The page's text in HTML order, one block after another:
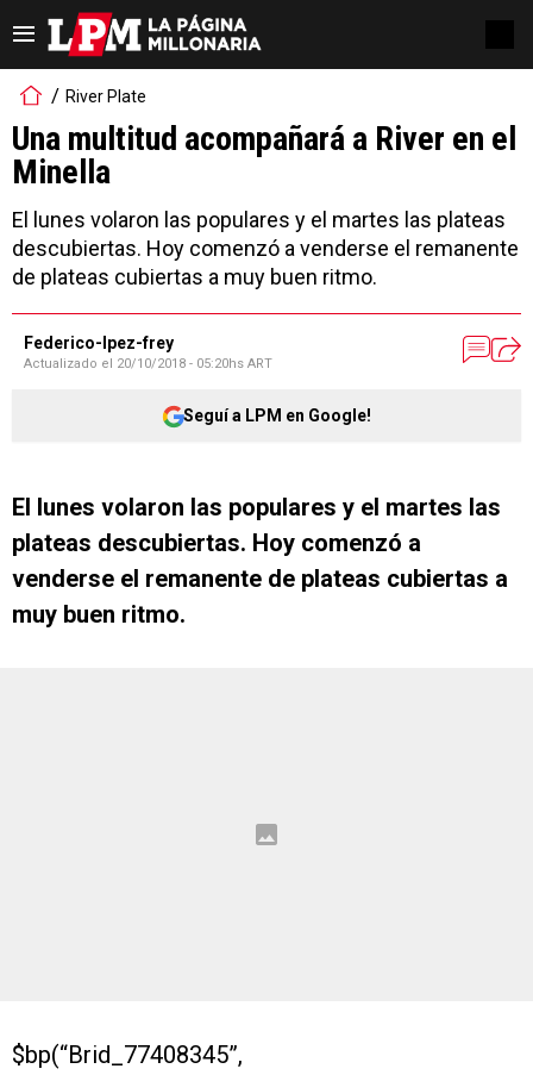
River Plate
Una multitud acompañará a River en el
Minella
El lunes volaron las populares y el martes las plateas
descubiertas. Hoy comenzó a venderse el remanente
de plateas cubiertas a muy buen ritmo.
Federico-lpez-frey
Actualizado el 20/10/2018 - 05:20hs ART
Seguí a LPM en Google!
El lunes volaron las populares y el martes las
plateas descubiertas. Hoy comenzó a
venderse el remanente de plateas cubiertas a
muy buen ritmo.
$bp(“Brid_77408345”,